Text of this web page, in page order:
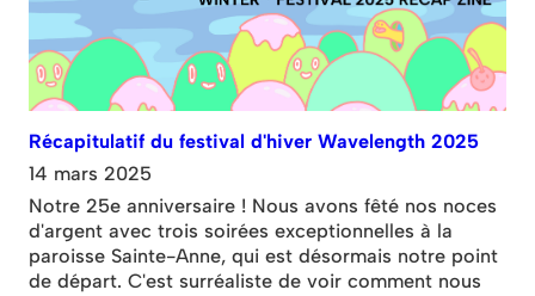
Récapitulatif du festival d'hiver Wavelength 2025
14 mars 2025
Notre 25e anniversaire ! Nous avons fêté nos noces
d'argent avec trois soirées exceptionnelles à la
paroisse Sainte-Anne, qui est désormais notre point
de départ. C'est surréaliste de voir comment nous